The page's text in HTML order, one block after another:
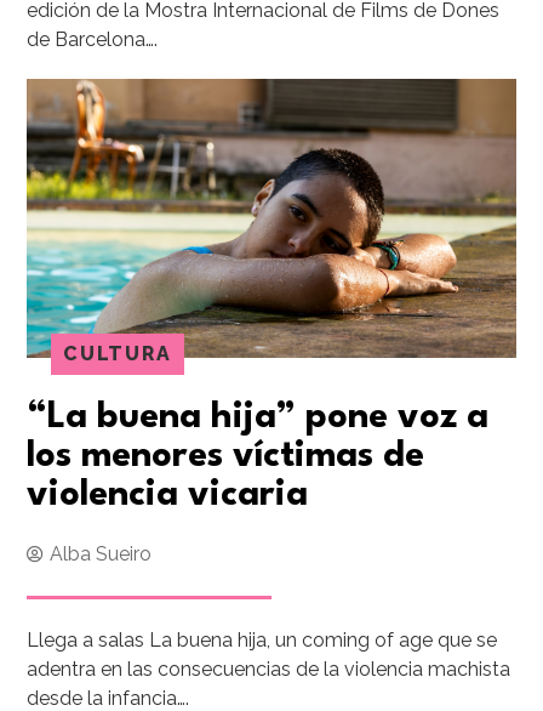
edición de la Mostra Internacional de Films de Dones
de Barcelona….
CULTURA
“La buena hija” pone voz a
los menores víctimas de
violencia vicaria
Alba Sueiro
Llega a salas La buena hija, un coming of age que se
adentra en las consecuencias de la violencia machista
desde la infancia….